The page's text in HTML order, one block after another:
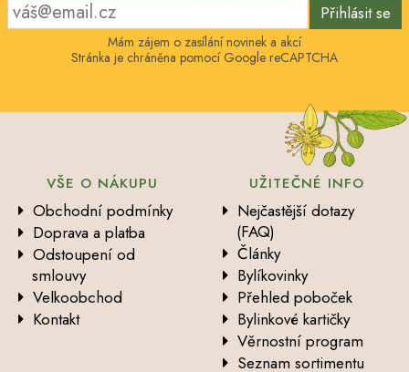
Přihlásit se
Mám zájem o zasílání novinek a akcí
Stránka je chráněna pomocí Google reCAPTCHA
VŠE O NÁKUPU
Obchodní podmínky
Doprava a platba
Odstoupení od
smlouvy
Velkoobchod
Kontakt
UŽITEČNÉ INFO
Nejčastější dotazy
(FAQ)
Články
Bylíkovinky
Přehled poboček
Bylinkové kartičky
Věrnostní program
Seznam sortimentu